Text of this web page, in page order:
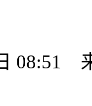
08:51